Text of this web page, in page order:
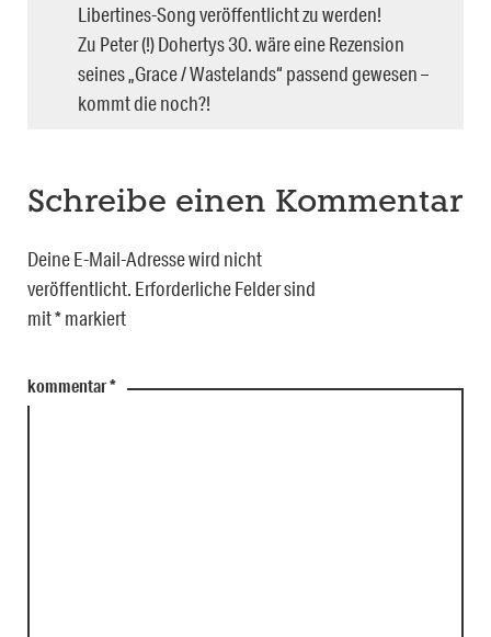
Libertines-Song veröffentlicht zu werden!
Zu Peter (!) Dohertys 30. wäre eine Rezension
seines „Grace / Wastelands“ passend gewesen –
kommt die noch?!
Schreibe einen Kommentar
Deine E-Mail-Adresse wird nicht
veröffentlicht. Erforderliche Felder sind
mit*markiert
kommentar*